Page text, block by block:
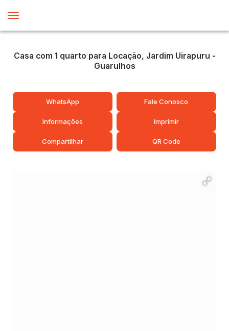
Casa com 1 quarto para Locação, Jardim Uirapuru -
Guarulhos
WhatsApp Fale Conosco
Informações Imprimir
Compartilhar QR Code